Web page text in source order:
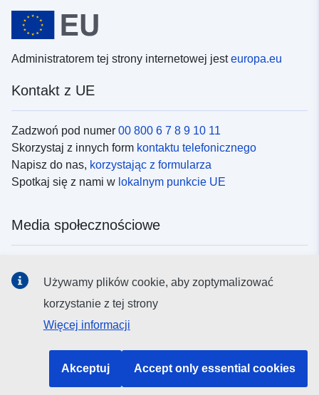
Administratorem tej strony internetowej jesteuropa.eu
Kontakt z UE
Zadzwoń pod numer 00 800 6 7 8 9 10 11
Skorzystaj z innych form kontaktu telefonicznego
Napisz do nas, korzystając z formularza
Spotkaj się z nami w lokalnym punkcie UE
Media społecznościowe
Instytucje i organy UE
Używamy plików cookie, aby zoptymalizować
korzystanie z tej strony
Więcej informacji
Akceptuj Accept only essential cookies